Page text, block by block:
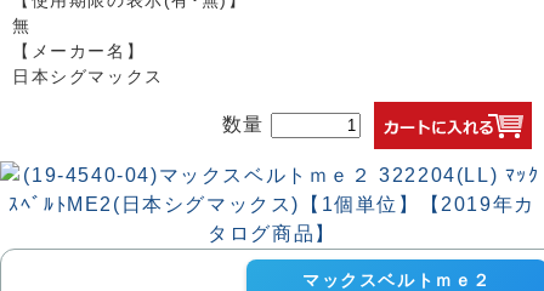
無
【メーカー名】
日本シグマックス
数量
マックスベルトｍｅ２